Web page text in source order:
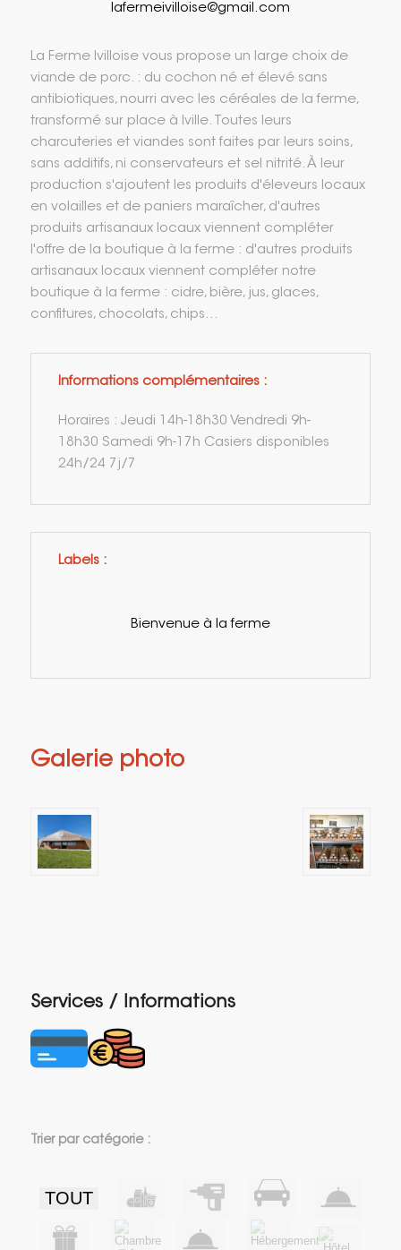
lafermeivilloise@gmail.com
La Ferme Ivilloise vous propose un large choix de
viande de porc. : du cochon né et élevé sans
antibiotiques, nourri avec les céréales de la ferme,
transformé sur place à Iville. Toutes leurs
charcuteries et viandes sont faites par leurs soins,
sans additifs, ni conservateurs et sel nitrité. À leur
production s'ajoutent les produits d'éleveurs locaux
en volailles et de paniers maraîcher, d'autres
produits artisanaux locaux viennent compléter
l'offre de la boutique à la ferme : d'autres produits
artisanaux locaux viennent compléter notre
boutique à la ferme : cidre, bière, jus, glaces,
confitures, chocolats, chips...
Informations complémentaires :
Horaires : Jeudi 14h-18h30 Vendredi 9h-
18h30 Samedi 9h-17h Casiers disponibles
24h/24 7j/7
Labels :
Bienvenue à la ferme
Galerie photo
Services / Informations
Trier par catégorie :
TOUT